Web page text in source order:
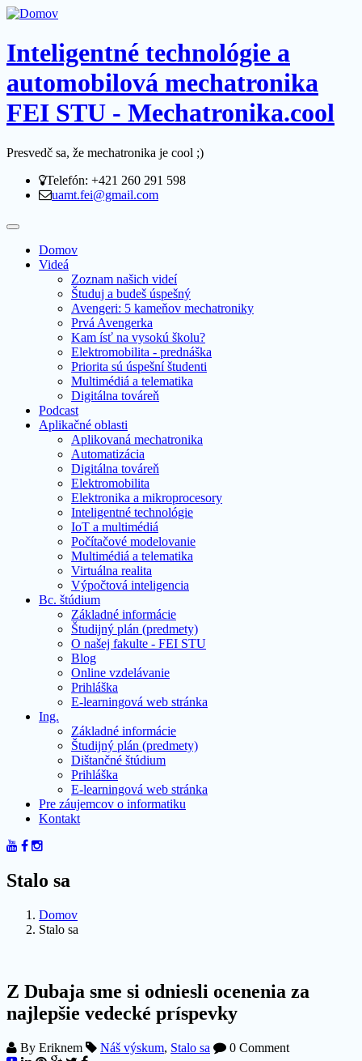
Inteligentné technológie a
automobilová mechatronika
FEI STU - Mechatronika.cool
Presvedč sa, že mechatronika je cool ;)
Telefón: +421 260 291 598
uamt.fei@gmail.com
Domov
Videá
Zoznam našich videí
Študuj a budeš úspešný
Avengeri: 5 kameňov mechatroniky
Prvá Avengerka
Kam ísť na vysokú školu?
Elektromobilita - prednáška
Priorita sú úspešní študenti
Multimédiá a telematika
Digitálna továreň
Podcast
Aplikačné oblasti
Aplikovaná mechatronika
Automatizácia
Digitálna továreň
Elektromobilita
Elektronika a mikroprocesory
Inteligentné technológie
IoT a multimédiá
Počítačové modelovanie
Multimédiá a telematika
Virtuálna realita
Výpočtová inteligencia
Bc. štúdium
Základné informácie
Študijný plán (predmety)
O našej fakulte - FEI STU
Blog
Online vzdelávanie
Prihláška
E-learningová web stránka
Ing.
Základné informácie
Študijný plán (predmety)
Dištančné štúdium
Prihláška
E-learningová web stránka
Pre záujemcov o informatiku
Kontakt
Stalo sa
Domov
Stalo sa
Z Dubaja sme si odniesli ocenenia za
najlepšie vedecké príspevky
By Eriknem Náš výskum, Stalo sa 0 Comment